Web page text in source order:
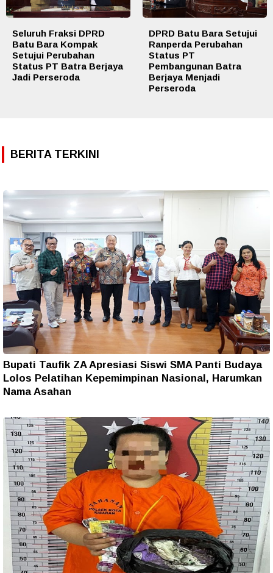
Seluruh Fraksi DPRD
Batu Bara Kompak
Setujui Perubahan
Status PT Batra Berjaya
Jadi Perseroda
DPRD Batu Bara Setujui
Ranperda Perubahan
Status PT
Pembangunan Batra
Berjaya Menjadi
Perseroda
BERITA TERKINI
Bupati Taufik ZA Apresiasi Siswi SMA Panti Budaya
Lolos Pelatihan Kepemimpinan Nasional, Harumkan
Nama Asahan